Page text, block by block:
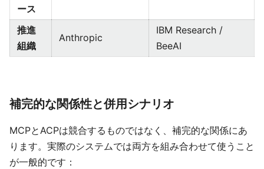
ース
推進
組織
Anthropic
IBM Research /
BeeAI
補完的な関係性と併用シナリオ
MCPとACPは競合するものではなく、補完的な関係にあ
ります。実際のシステムでは両方を組み合わせて使うこと
が一般的です：